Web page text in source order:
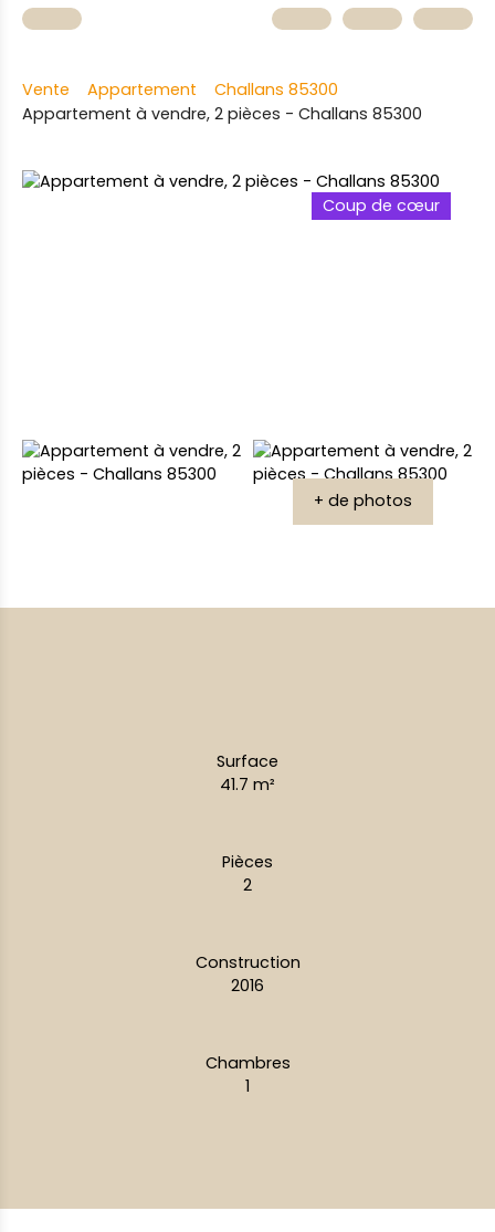
Vente Appartement
Challans 85300
Appartement à vendre, 2 pièces - Challans 85300
Coup de cœur
+ de photos
Surface
41.7 m²
Pièces
2
Construction
2016
Chambres
1